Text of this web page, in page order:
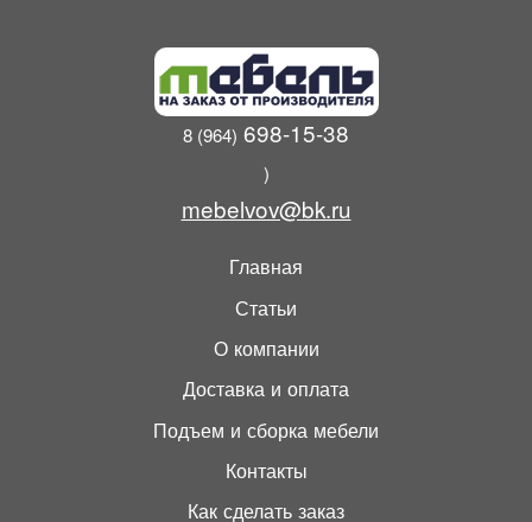
8 (964) 698-15-38
)
mebelvov@bk.ru
Главная
Статьи
О компании
Доставка и оплата
Подъем и сборка мебели
Контакты
Как сделать заказ